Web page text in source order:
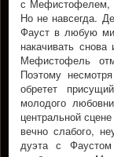
с Мефистофелем,
Но не навсегда.
Фауст в любую
накачивать
Мефистофель
Поэтому
обретет
молодого
центральной
вечно слабого,
дуэта с